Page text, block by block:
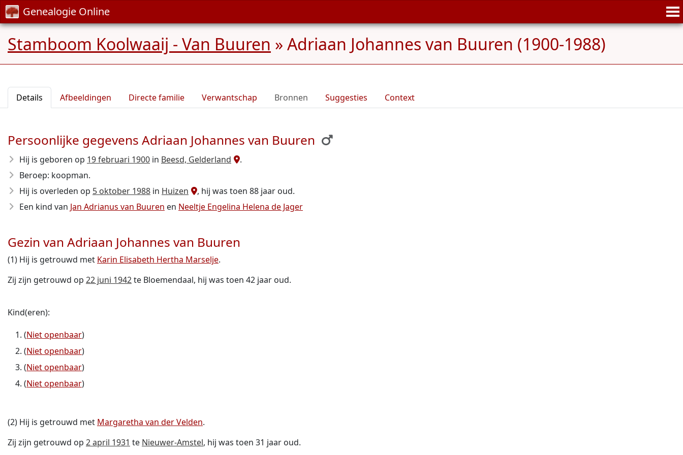
Genealogie Online
Stamboom Koolwaaij - Van Buuren » Adriaan Johannes van Buuren (1900-1988)
Details Afbeeldingen Directe familie Verwantschap Bronnen Suggesties Context
Persoonlijke gegevens Adriaan Johannes van Buuren
Hij is geboren op 19 februari 1900 in Beesd, Gelderland
.
Beroep: koopman.
Hij is overleden op 5 oktober 1988 in Huizen
, hij was toen 88 jaar oud.
Een kind van Jan Adrianus van Buuren en Neeltje Engelina Helena de Jager
Gezin van Adriaan Johannes van Buuren
(1) Hij is getrouwd met Karin Elisabeth Hertha Marselje.
Zij zijn getrouwd op 22 juni 1942te Bloemendaal, hij was toen 42 jaar oud.
Kind(eren):
(Niet openbaar)
(Niet openbaar)
(Niet openbaar)
(Niet openbaar)
(2) Hij is getrouwd met Margaretha van der Velden.
Zij zijn getrouwd op 2 april 1931 te Nieuwer-Amstel, hij was toen 31 jaar oud.